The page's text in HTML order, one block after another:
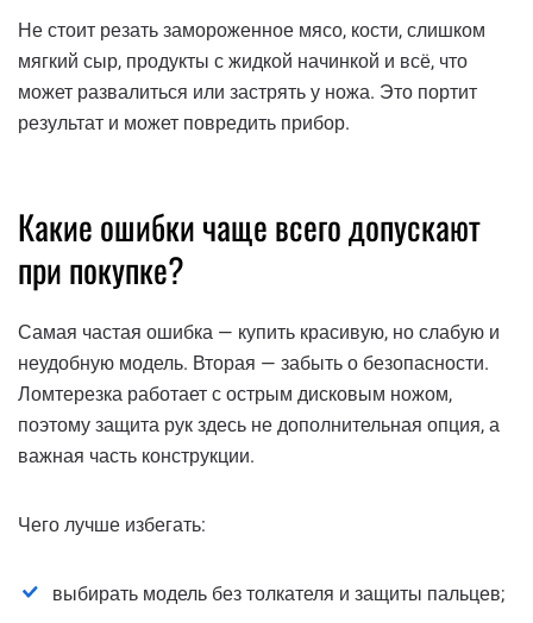
Не стоит резать замороженное мясо, кости, слишком
мягкий сыр, продукты с жидкой начинкой и всё, что
может развалиться или застрять у ножа. Это портит
результат и может повредить прибор.
Какие ошибки чаще всего допускают
при покупке?
Самая частая ошибка — купить красивую, но слабую и
неудобную модель. Вторая — забыть о безопасности.
Ломтерезка работает с острым дисковым ножом,
поэтому защита рук здесь не дополнительная опция, а
важная часть конструкции.
Чего лучше избегать:
выбирать модель без толкателя и защиты пальцев;